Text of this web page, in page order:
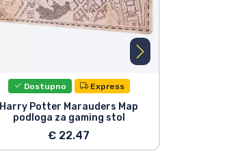
Dostupno Express
Harry Potter Marauders Map
podloga za gaming stol
€ 22.47